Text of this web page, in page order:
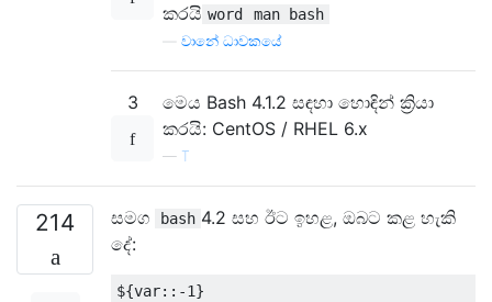
කරයි word man bash
වානේ ධාවකයේ
3
මෙය Bash 4.1.2 සඳහා හොඳින් ක්‍රියා
කරයි: CentOS / RHEL 6.x
— T
214 සමග bash 4.2 සහ ඊට ඉහළ, ඔබට කළ හැකි
දේ:
${var::-1}